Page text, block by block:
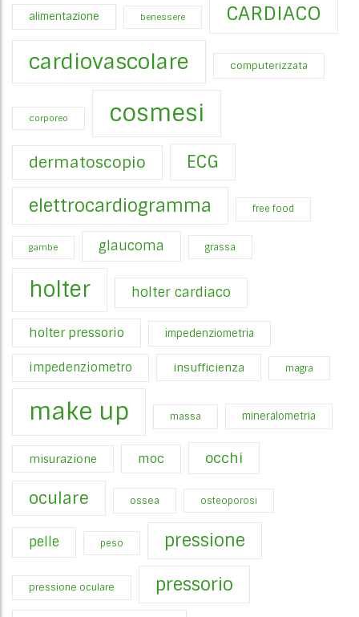
alimentazione benessere CARDIACO
cardiovascolare computerizzata
corporeo cosmesi
dermatoscopio ECG
elettrocardiogramma free food
gambe glaucoma grassa
holter holter cardiaco
holter pressorio impedenziometria
impedenziometro insufficienza magra
make up massa mineralometria
misurazione moc occhi
oculare ossea osteoporosi
pelle peso pressione
pressione oculare pressorio